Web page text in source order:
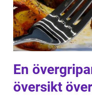
En
översikt